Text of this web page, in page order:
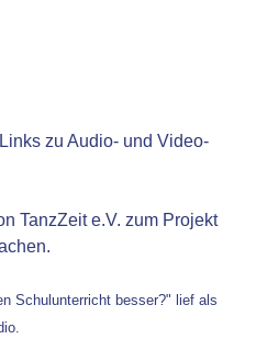
zu Audio- und Video-
TanzZeit e.V. zum Projekt
Schulunterricht besser?" lief als